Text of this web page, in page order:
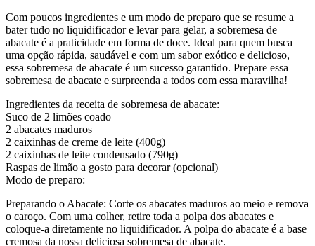
Com poucos ingredientes e um modo de preparo que se resume a
bater tudo no liquidificador e levar para gelar, a sobremesa de
abacate é a praticidade em forma de doce. Ideal para quem busca
uma opção rápida, saudável e com um sabor exótico e delicioso,
essa sobremesa de abacate é um sucesso garantido. Prepare essa
sobremesa de abacate e surpreenda a todos com essa maravilha!
Ingredientes da receita de sobremesa de abacate:
Suco de 2 limões coado
2 abacates maduros
2 caixinhas de creme de leite (400g)
2 caixinhas de leite condensado (790g)
Raspas de limão a gosto para decorar (opcional)
Modo de preparo:
Preparando o Abacate: Corte os abacates maduros ao meio e remova
o caroço. Com uma colher, retire toda a polpa dos abacates e
coloque-a diretamente no liquidificador. A polpa do abacate é a base
cremosa da nossa deliciosa sobremesa de abacate.